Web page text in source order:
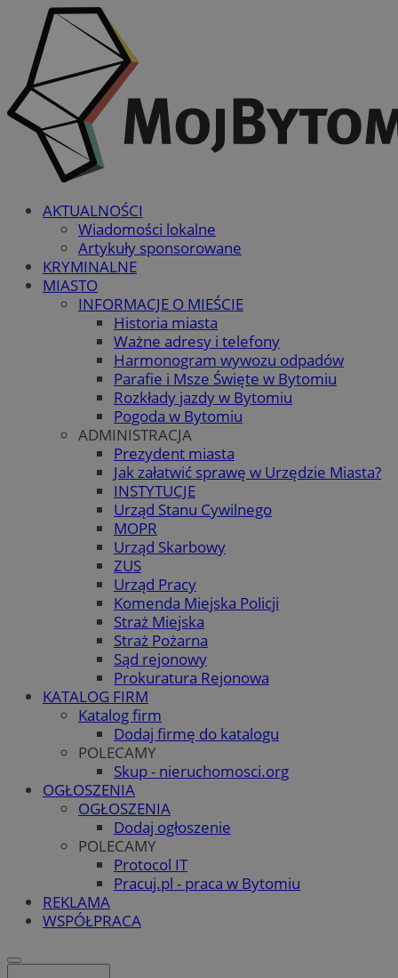
AKTUALNOŚCI
Wiadomości lokalne
Artykuły sponsorowane
KRYMINALNE
MIASTO
INFORMACJE O MIEŚCIE
Historia miasta
Ważne adresy i telefony
Harmonogram wywozu odpadów
Parafie i Msze Święte w Bytomiu
Rozkłady jazdy w Bytomiu
Pogoda w Bytomiu
ADMINISTRACJA
Prezydent miasta
Jak załatwić sprawę w Urzędzie Miasta?
INSTYTUCJE
Urząd Stanu Cywilnego
MOPR
Urząd Skarbowy
ZUS
Urząd Pracy
Komenda Miejska Policji
Straż Miejska
Straż Pożarna
Sąd rejonowy
Prokuratura Rejonowa
KATALOG FIRM
Katalog firm
Dodaj firmę do katalogu
POLECAMY
Skup - nieruchomosci.org
OGŁOSZENIA
OGŁOSZENIA
Dodaj ogłoszenie
POLECAMY
Protocol IT
Pracuj.pl - praca w Bytomiu
REKLAMA
WSPÓŁPRACA